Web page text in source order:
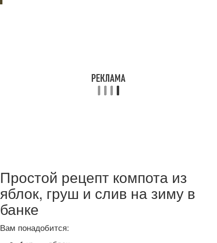
Простой рецепт компота из
яблок, груш и слив на зиму в
банке
Вам понадобится: